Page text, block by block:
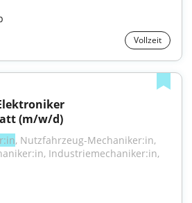
Vollzeit
(m/w/d)
, Nutzfahrzeug-Mechaniker:in,
Industriemechaniker:in,